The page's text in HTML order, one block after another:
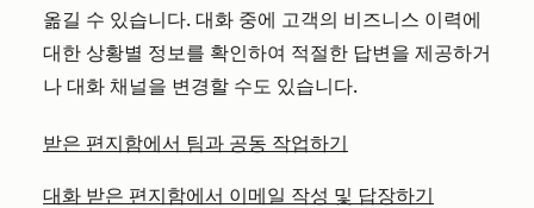
옮길 수 있습니다. 대화 중에 고객의 비즈니스 이력에
대한 상황별 정보를 확인하여 적절한 답변을 제공하거
나 대화 채널을 변경할 수도 있습니다.
받은 편지함에서 팀과 공동 작업하기
대화 받은 편지함에서 이메일 작성 및 답장하기